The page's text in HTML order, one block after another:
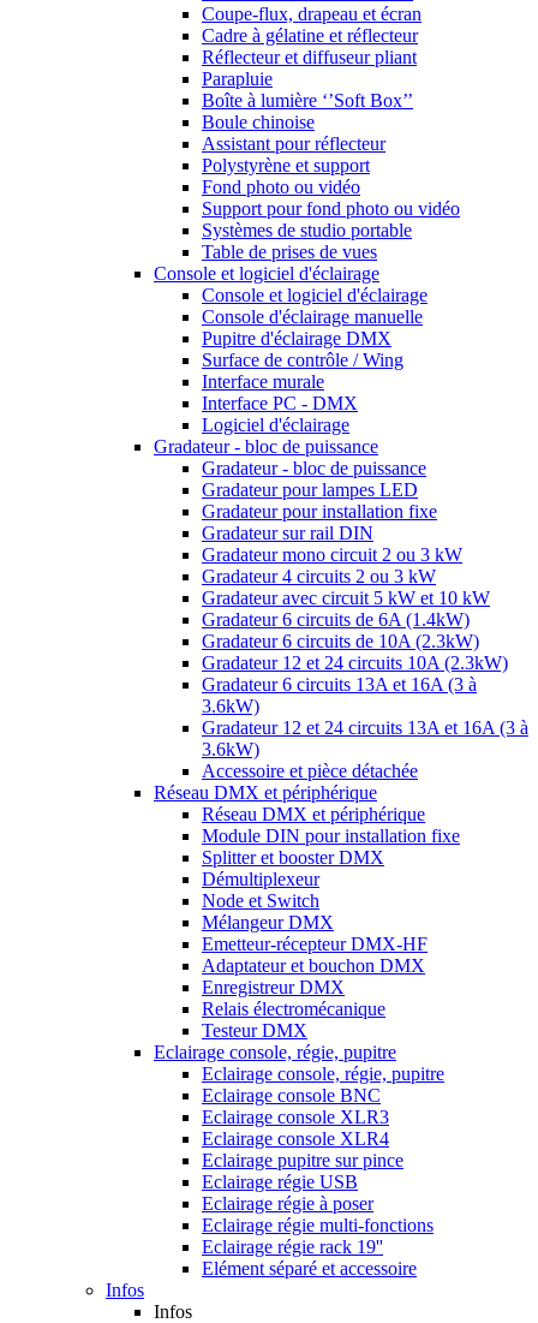
Coupe-flux, drapeau et écran
Cadre à gélatine et réflecteur
Réflecteur et diffuseur pliant
Parapluie
Boîte à lumière ‘’Soft Box’’
Boule chinoise
Assistant pour réflecteur
Polystyrène et support
Fond photo ou vidéo
Support pour fond photo ou vidéo
Systèmes de studio portable
Table de prises de vues
Console et logiciel d'éclairage
Console et logiciel d'éclairage
Console d'éclairage manuelle
Pupitre d'éclairage DMX
Surface de contrôle / Wing
Interface murale
Interface PC - DMX
Logiciel d'éclairage
Gradateur - bloc de puissance
Gradateur - bloc de puissance
Gradateur pour lampes LED
Gradateur pour installation fixe
Gradateur sur rail DIN
Gradateur mono circuit 2 ou 3 kW
Gradateur 4 circuits 2 ou 3 kW
Gradateur avec circuit 5 kW et 10 kW
Gradateur 6 circuits de 6A (1.4kW)
Gradateur 6 circuits de 10A (2.3kW)
Gradateur 12 et 24 circuits 10A (2.3kW)
Gradateur 6 circuits 13A et 16A (3 à
3.6kW)
Gradateur 12 et 24 circuits 13A et 16A (3 à
3.6kW)
Accessoire et pièce détachée
Réseau DMX et périphérique
Réseau DMX et périphérique
Module DIN pour installation fixe
Splitter et booster DMX
Démultiplexeur
Node et Switch
Mélangeur DMX
Emetteur-récepteur DMX-HF
Adaptateur et bouchon DMX
Enregistreur DMX
Relais électromécanique
Testeur DMX
Eclairage console, régie, pupitre
Eclairage console, régie, pupitre
Eclairage console BNC
Eclairage console XLR3
Eclairage console XLR4
Eclairage pupitre sur pince
Eclairage régie USB
Eclairage régie à poser
Eclairage régie multi-fonctions
Eclairage régie rack 19''
Elément séparé et accessoire
Infos
Infos